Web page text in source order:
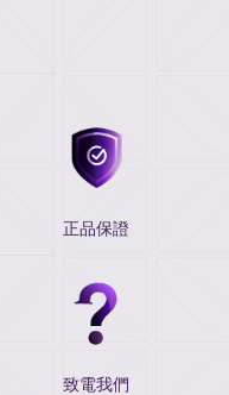
正品保證
致電我們